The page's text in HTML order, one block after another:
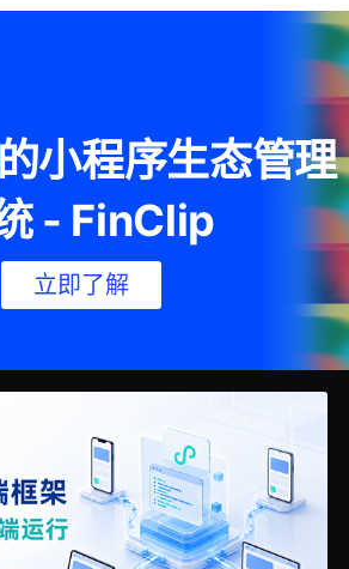
小程序生态管理
- FinClip
立即了解